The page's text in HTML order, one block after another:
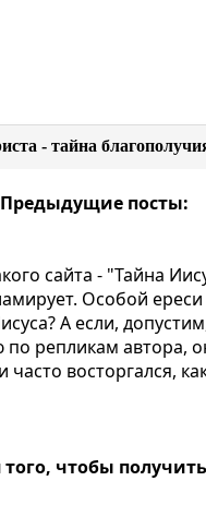
- тайна
посты:
сайта - "Тайна
Особой
А если,
репликам автора,
восторгался,
чтобы